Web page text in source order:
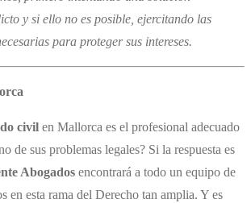
y si ello no es posible, ejercitando las
para proteger sus intereses.
civil en Mallorca es el profesional adecuado
de sus problemas legales? Si la respuesta es
Abogados encontrará a todo un equipo de
en esta rama del Derecho tan amplia. Y es